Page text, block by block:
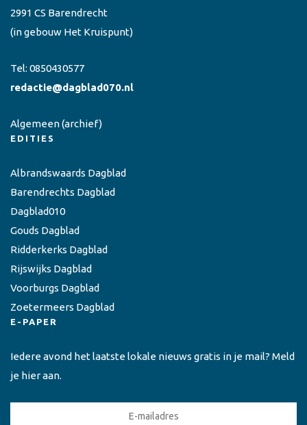
2991 CS Barendrecht
(in gebouw Het Kruispunt)
Tel: 0850430577
redactie@dagblad070.nl
Algemeen(archief)
EDITIES
Albrandswaards Dagblad
Barendrechts Dagblad
Dagblad010
Gouds Dagblad
Ridderkerks Dagblad
Rijswijks Dagblad
Voorburgs Dagblad
Zoetermeers Dagblad
E-PAPER
Iedere avond het laatste lokale nieuws gratis in je mail? Meld
je hier aan.